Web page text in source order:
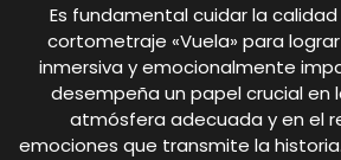
Es fundamental cuidar la
cortometraje «Vuela» para
inmersiva y emocionalmente
desempeña un papel crucial en
atmósfera adecuada y en el
emociones que transmite la